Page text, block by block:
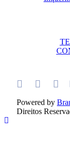
Powered by
Direitos